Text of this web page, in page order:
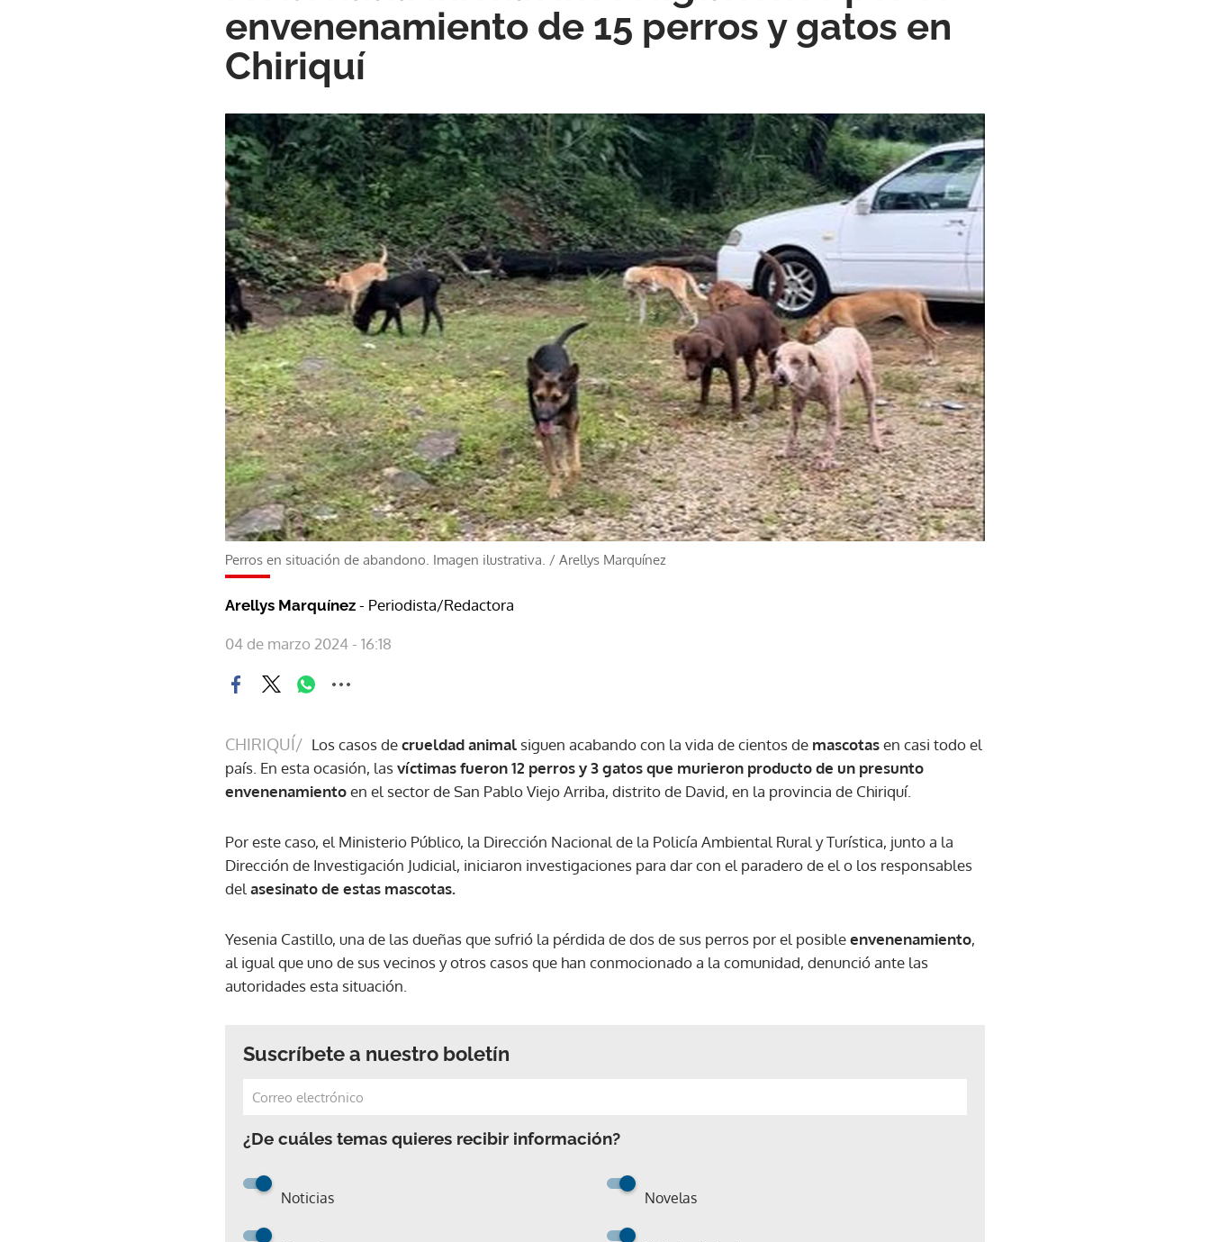
envenenamiento de 15 perros y gatos en
Chiriquí
Perros en situación de abandono. Imagen ilustrativa. / Arellys Marquínez
Arellys Marquínez - Periodista/Redactora
04 de marzo 2024 - 16:18
CHIRIQUÍ/ Los casos decrueldad animal siguen acabando con la vida de cientos de mascotasen casi todo el
país. En esta ocasión, lasvíctimas fueron 12 perros y 3 gatos que murieron producto de un presunto
envenenamientoen el sector de San Pablo Viejo Arriba, distrito de David, en la provincia de Chiriquí.
Por este caso, el Ministerio Público, la Dirección Nacional de la Policía Ambiental Rural y Turística, junto a la
Dirección de Investigación Judicial, iniciaron investigaciones para dar con el paradero de el o los responsables
del asesinato de estas mascotas.
Yesenia Castillo, una de las dueñas que sufrió la pérdida de dos de sus perros por el posibleenvenenamiento,
al igual que uno de sus vecinos y otros casos que han conmocionado a la comunidad, denunció ante las
autoridades esta situación.
Suscríbete a nuestro boletín
¿De cuáles temas quieres recibir información?
Noticias Novelas